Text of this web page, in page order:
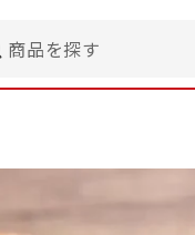
商品を探す